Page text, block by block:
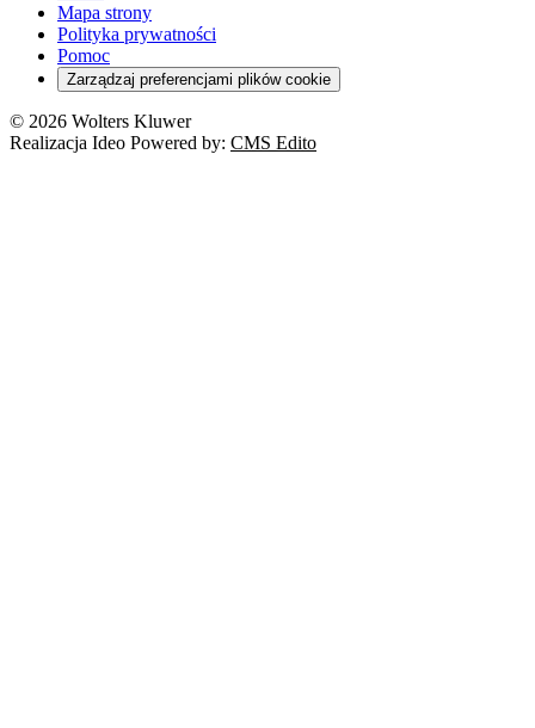
Mapa strony
Polityka prywatności
Pomoc
Zarządzaj preferencjami plików cookie
© 2026 Wolters Kluwer
Realizacja Ideo Powered by: CMS Edito